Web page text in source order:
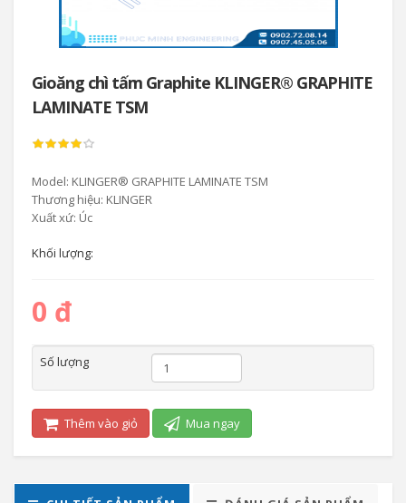
Gioăng chì tấm Graphite KLINGER® GRAPHITE
LAMINATE TSM
Model: KLINGER® GRAPHITE LAMINATE TSM
Thương hiệu: KLINGER
Xuất xứ: Úc
Khối lượng:
0 đ
Số lượng
Thêm vào giỏ Mua ngay